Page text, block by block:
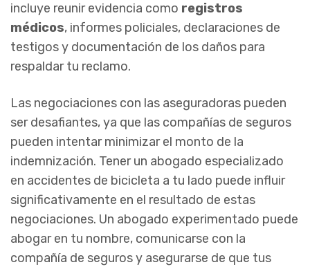
incluye reunir evidencia como registros
médicos, informes policiales, declaraciones de
testigos y documentación de los daños para
respaldar tu reclamo.
Las negociaciones con las aseguradoras pueden
ser desafiantes, ya que las compañías de seguros
pueden intentar minimizar el monto de la
indemnización. Tener un abogado especializado
en accidentes de bicicleta a tu lado puede influir
significativamente en el resultado de estas
negociaciones. Un abogado experimentado puede
abogar en tu nombre, comunicarse con la
compañía de seguros y asegurarse de que tus